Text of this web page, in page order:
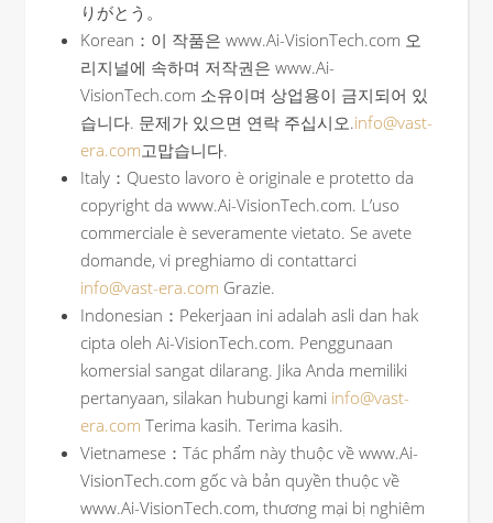
りがとう。
Korean：이 작품은 www.Ai-VisionTech.com 오
리지널에 속하며 저작권은 www.Ai-
VisionTech.com 소유이며 상업용이 금지되어 있
습니다. 문제가 있으면 연락 주십시오.info@vast-
era.com고맙습니다.
Italy：Questo lavoro è originale e protetto da
copyright da www.Ai-VisionTech.com. L’uso
commerciale è severamente vietato. Se avete
domande, vi preghiamo di contattarci
info@vast-era.com Grazie.
Indonesian：Pekerjaan ini adalah asli dan hak
cipta oleh Ai-VisionTech.com. Penggunaan
komersial sangat dilarang. Jika Anda memiliki
pertanyaan, silakan hubungi kami info@vast-
era.com Terima kasih. Terima kasih.
Vietnamese：Tác phẩm này thuộc về www.Ai-
VisionTech.com gốc và bản quyền thuộc về
www.Ai-VisionTech.com, thương mại bị nghiêm